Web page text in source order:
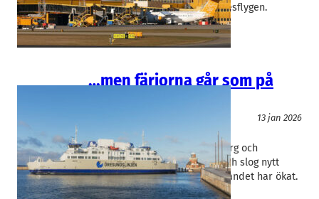
på framtiden – tack vare utrikesflygen.
…men färjorna går som på
13 jan 2026
Färjetrafiken mellan Helsingborg och
Helsingör ökade under 2025 och slog nytt
passagerarrekord. Särskilt turandet har ökat.